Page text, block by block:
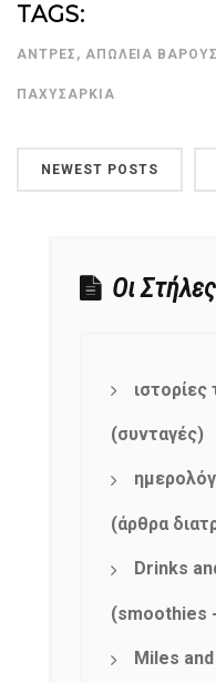
TAGS:
ΆΝΤΡΕΣ , ΑΠΏΛΕΙΑ ΒΆΡΟΥΣ
ΠΑΧΥΣΑΡΚΊΑ
NEWEST POSTS
Οι
ιστορίες
(συνταγές)
(άρθρα
Drinks
(smoothies
Miles and